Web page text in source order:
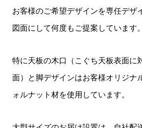
お客様のご希望デザインを専任デザ
図面にして何度もご提案しています。
特に天板の木口（こぐち天板表面に
面）と脚デザインはお客様オリジナ
ォルナット材を使用しています。